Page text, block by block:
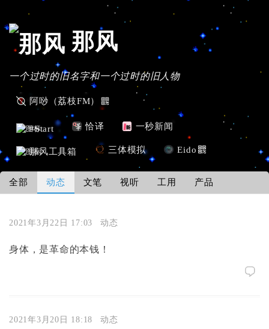
那风
一个过时的旧名字和一个过时的旧人物
阿唦（荔枝FM）
#Start 恰译 一秒新闻
那风工具箱 三体模拟 Eido
全部 动态 文笔 视听 工用 产品
2021年3月22日 17:03 动态
身体，是革命的本钱！
2021年3月20日 18:18 动态